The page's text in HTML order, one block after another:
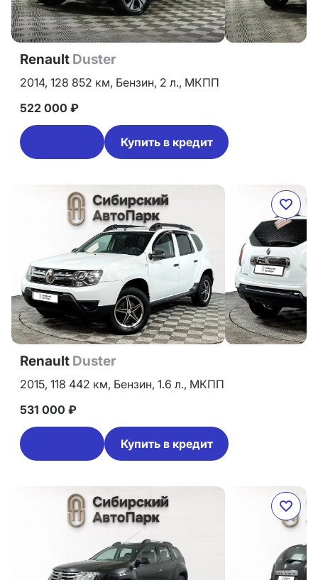
Renault Duster
2014, 128 852 км, Бензин, 2 л., МКПП
522 000 ₽
Купить в кредит
Renault Duster
2015, 118 442 км, Бензин, 1.6 л., МКПП
531 000 ₽
Купить в кредит